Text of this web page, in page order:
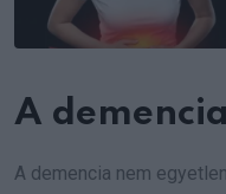
A
A demencia nem